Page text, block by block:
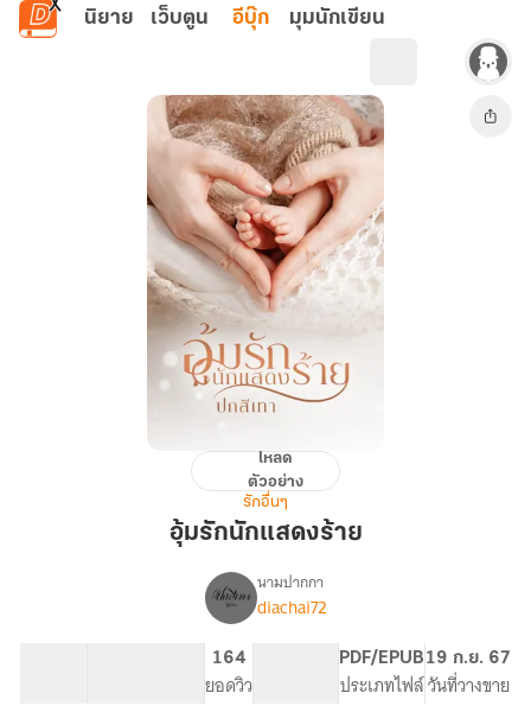
ข้ามไปยังเนื้อหาหลัก
นิยาย เว็บตูน อีบุ๊ก มุมนักเขียน
นัก
แสดง
โหลด
ตัวอย่าง
รักอื่นๆ
อุ้มรักนักแสดงร้าย
เรื่อง
นามปากกา
diachai72
164
ยอดวิว
PDF/EPUB
ประเภทไฟล์
19 ก.ย. 67
วันที่วางขาย